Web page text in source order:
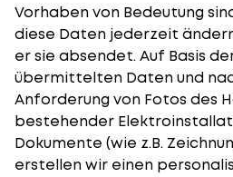
Vorhaben von Bedeutung
diese Daten jederzeit
er sie absendet. Auf Basis
übermittelten Daten und
Anforderung von Fotos des
bestehender
Dokumente (wie z.B.
erstellen wir einen